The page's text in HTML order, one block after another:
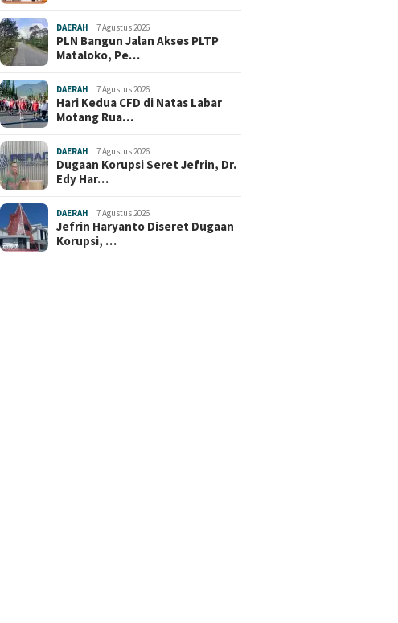
DAERAH 7 Agustus 2026
PLN Bangun Jalan Akses PLTP
Mataloko, Pe…
DAERAH 7 Agustus 2026
Hari Kedua CFD di Natas Labar
Motang Rua…
DAERAH 7 Agustus 2026
Dugaan Korupsi Seret Jefrin, Dr.
Edy Har…
DAERAH 7 Agustus 2026
Jefrin Haryanto Diseret Dugaan
Korupsi, …